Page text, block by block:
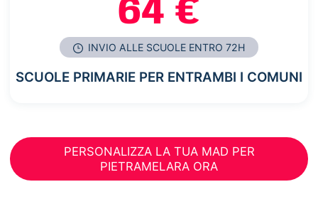
64 €
INVIO ALLE SCUOLE ENTRO 72H
SCUOLE PRIMARIE PER ENTRAMBI I COMUNI
PERSONALIZZA LA TUA MAD PER
PIETRAMELARA ORA